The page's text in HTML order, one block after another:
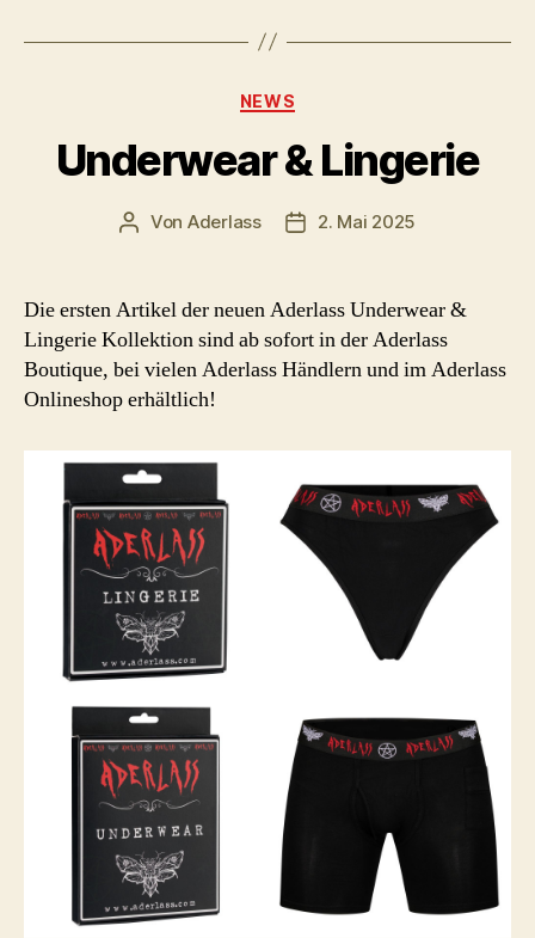
Kategorien
NEWS
Underwear & Lingerie
Beitragsautor
Von Aderlass Beitragsdatum
2. Mai 2025
Die ersten Artikel der neuen Aderlass Underwear &
Lingerie Kollektion sind ab sofort in der Aderlass
Boutique, bei vielen Aderlass Händlern und im Aderlass
Onlineshop erhältlich!